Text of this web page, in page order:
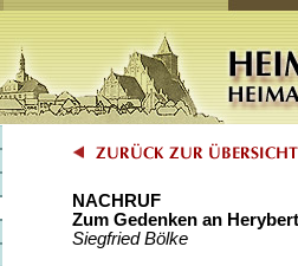
NACHRUF
Zum Gedenken an
Siegfried Bölke